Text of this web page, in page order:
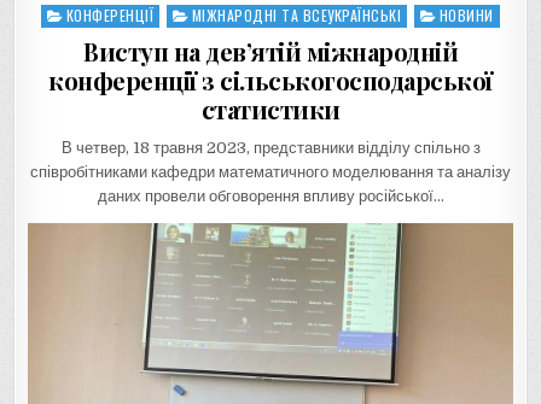
Posted
КОНФЕРЕНЦІЇ МІЖНАРОДНІ ТА ВСЕУКРАЇНСЬКІ НОВИНИ
Виступ на дев’ятій міжнародній
конференції з сільськогосподарської
статистики
В четвер, 18 травня 2023, представники відділу спільно з
співробітниками кафедри математичного моделювання та аналізу
даних провели обговорення впливу російської…